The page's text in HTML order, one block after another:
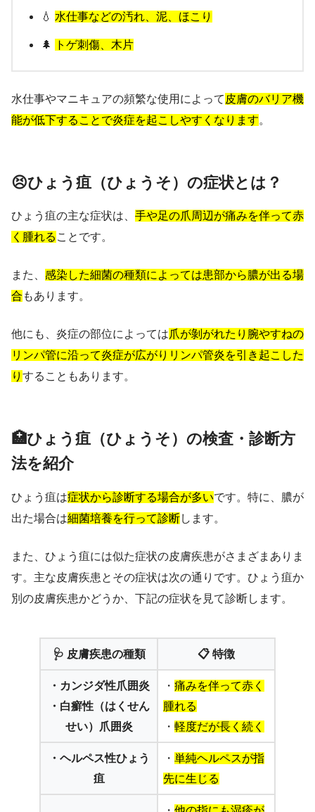
💧 水仕事などの汚れ、泥、ほこり
🌲 トゲ刺傷、木片
水仕事やマニキュアの頻繁な使用によって 皮膚のバリア機
能が低下することで炎症を起こしやすくなります。
😣ひょう疽（ひょうそ）の症状とは？
ひょう疽の主な症状は、 手や足の爪周辺が痛みを伴って赤
く腫れる ことです。
また、 感染した細菌の種類によっては患部から膿が出る場
合 もあります。
他にも、炎症の部位によっては爪が剝がれたり腕やすねの
リンパ管に沿って炎症が広がりリンパ管炎を引き起こした
り することもあります。
🏥ひょう疽（ひょうそ）の検査・診断方
法を紹介
ひょう疽は症状から診断する場合が多いです。特に、膿が
出た場合は細菌培養を行って診断します。
また、ひょう疽には似た症状の皮膚疾患がさまざまありま
す。主な皮膚疾患とその症状は次の通りです。ひょう疽か
別の皮膚疾患かどうか、下記の症状を見て診断します。
🩺 皮膚疾患の種類 📋 特徴
・カンジダ性爪囲炎
・白癬性（はくせん
せい）爪囲炎
・ 痛みを伴って赤く
腫れる
・ 軽度だが長く続く
・ヘルペス性ひょう
疽
・ 単純ヘルペスが指
先に生じる